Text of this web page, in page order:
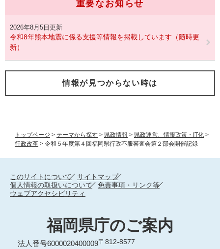
トップページ > テーマから探す > 県政情報 > 県政運営、情報政策・IT化 >
行政改革 > 令和５年度第４回福岡県行政不服審査会第２部会開催記録
重要なお知らせ
2026年8月5日更新
令和8年熊本地震に係る支援等情報を掲載しています（随時更
新）
情報が見つからない時は
このサイトについて
サイトマップ
個人情報の取扱いについて
免責事項・リンク等
ウェブアクセシビリティ
福岡県庁のご案内
法人番号6000020400009〒812-8577